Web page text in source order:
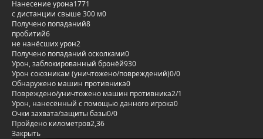
Нанесение урона1771
с дистанции свыше 300 м0
Получено попаданий8
пробитий6
не нанёсших урон2
Получено попаданий осколками0
Урон, заблокированный бронёй930
Урон союзникам (уничтожено/повреждений)0/0
Обнаружено машин противника0
Повреждено/уничтожено машин противника2/1
Урон, нанесённый с помощью данного игрока0
Очки захвата/защиты базы0/0
Пройдено километров2,36
Закрыть